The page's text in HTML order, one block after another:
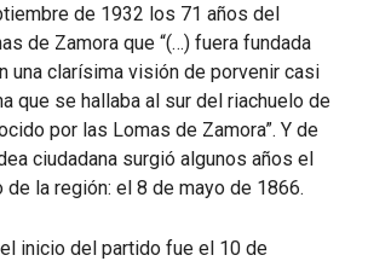
de 1932 los 71 años del
de Zamora que “(…) fuera fundada
una clarísima visión de porvenir casi
que se hallaba al sur del riachuelo de
por las Lomas de Zamora”. Y de
ciudadana surgió algunos años el
la región: el 8 de mayo de 1866.
inicio del partido fue el 10 de